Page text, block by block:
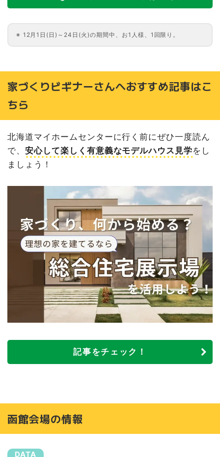
12月1日(日)～24日(火)の期間中、お1人様、1回限り。
家づくりビギナーさんへおすすめ記事はこ
ちら
北海道マイホームセンターに行く前にぜひ一度読ん
で、 安心して楽しく有意義なモデルハウス見学をし
ましょう！
記事をチェック！
函館会場の情報